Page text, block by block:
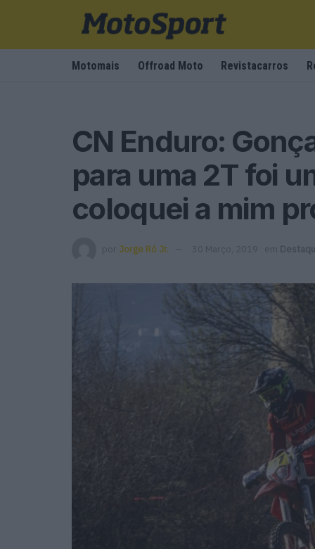
Motomais Offroad Moto Revistacarros
CN Enduro:
para uma 2T foi
coloquei a mim
por Jorge Ró Jr. 30 Março, 2019 em